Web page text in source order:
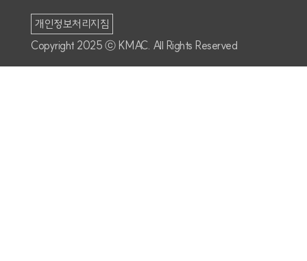
개인정보처리지침
Copyright 2025 ⓒ KMAC. All Rights Reserved